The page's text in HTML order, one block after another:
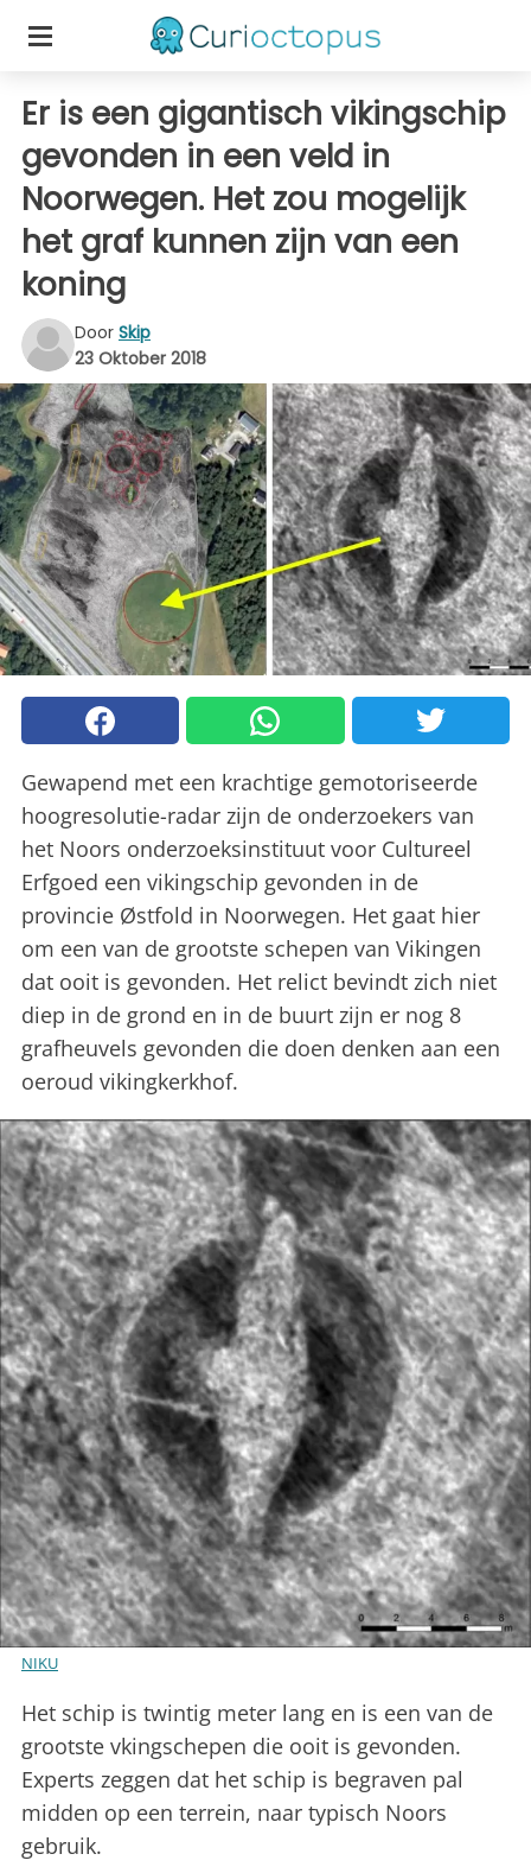
Er is een gigantisch vikingschip
gevonden in een veld in
Noorwegen. Het zou mogelijk
het graf kunnen zijn van een
koning
Door Skip
23 Oktober 2018
Gewapend met een krachtige gemotoriseerde
hoogresolutie-radar zijn de onderzoekers van
het Noors onderzoeksinstituut voor Cultureel
Erfgoed een vikingschip gevonden in de
provincie Østfold in Noorwegen. Het gaat hier
om een van de grootste schepen van Vikingen
dat ooit is gevonden. Het relict bevindt zich niet
diep in de grond en in de buurt zijn er nog 8
grafheuvels gevonden die doen denken aan een
oeroud vikingkerkhof.
NIKU
Het schip is twintig meter lang en is een van de
grootste vkingschepen die ooit is gevonden.
Experts zeggen dat het schip is begraven pal
midden op een terrein, naar typisch Noors
gebruik.